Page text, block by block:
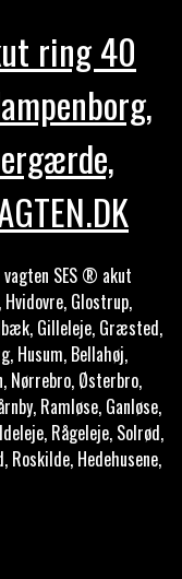
ring 40
SES ® akut
Glostrup,
Gilleleje, Græsted,
Husum, Bellahøj,
Nørrebro, Østerbro,
Ramløse, Ganløse,
Rågeleje, Solrød,
Hedehusene,